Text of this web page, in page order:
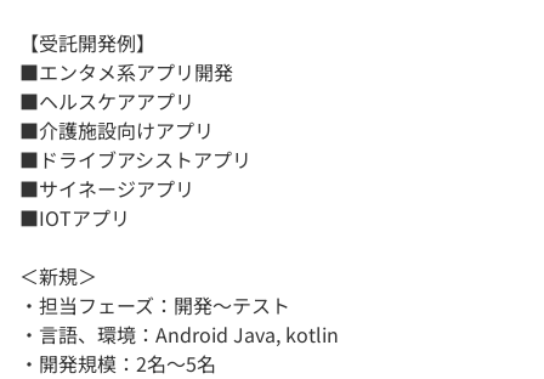
【受託開発例】
■エンタメ系アプリ開発
■ヘルスケアアプリ
■介護施設向けアプリ
■ドライブアシストアプリ
■サイネージアプリ
■IOTアプリ
＜新規＞
・担当フェーズ：開発〜テスト
・言語、環境：Android Java, kotlin
・開発規模：2名〜5名